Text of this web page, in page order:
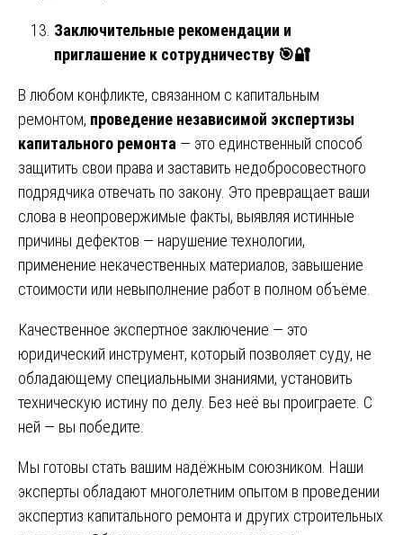
Заключительные рекомендации и
приглашение к сотрудничеству 🎯🔐
В любом конфликте, связанном с капитальным
ремонтом, проведение независимой экспертизы
капитального ремонта — это единственный способ
защитить свои права и заставить недобросовестного
подрядчика отвечать по закону. Это превращает ваши
слова в неопровержимые факты, выявляя истинные
причины дефектов — нарушение технологии,
применение некачественных материалов, завышение
стоимости или невыполнение работ в полном объёме.
Качественное экспертное заключение — это
юридический инструмент, который позволяет суду, не
обладающему специальными знаниями, установить
техническую истину по делу. Без неё вы проиграете. С
ней — вы победите.
Мы готовы стать вашим надёжным союзником. Наши
эксперты обладают многолетним опытом в проведении
экспертиз капитального ремонта и других строительных